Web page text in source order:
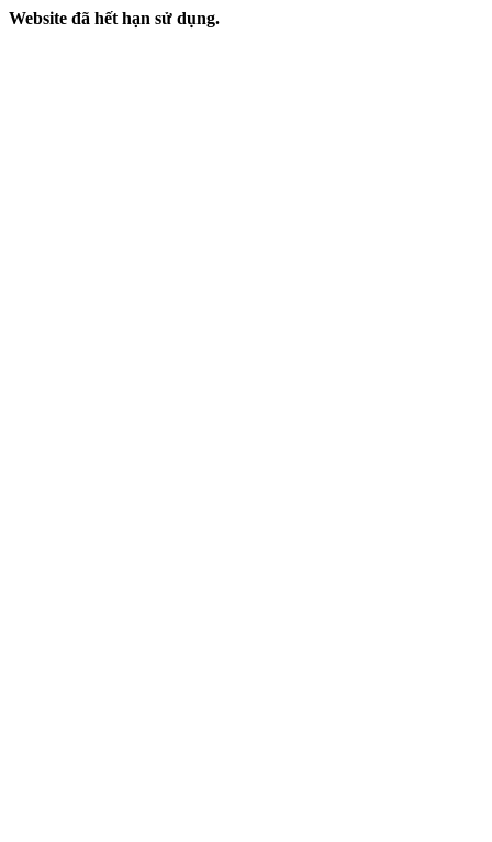
Website đã hết hạn sử dụng.